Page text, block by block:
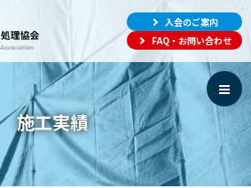
入会のご案内
FAQ・お問い合わせ
施工実績